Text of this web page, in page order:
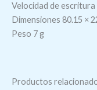
Velocidad de
Dimensiones 80.15 ×
Peso 7 g
Productos